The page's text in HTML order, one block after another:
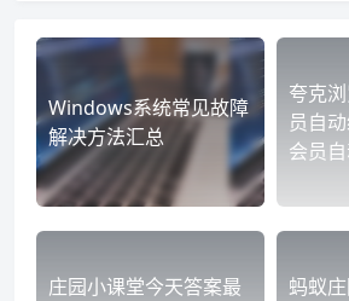
Windows系统常见故障
解决方法汇总
夸克
员自
会员
庄园小课堂今天答案最
蚂蚁